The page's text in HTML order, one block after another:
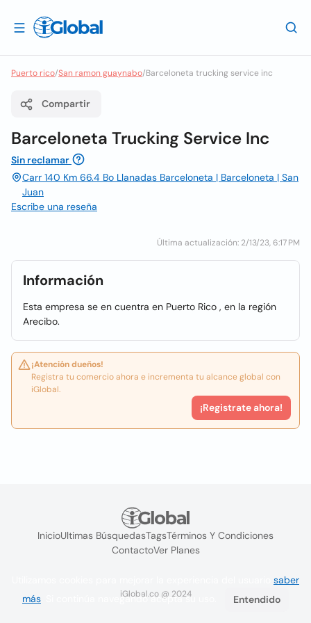
Puerto rico/San ramon guaynabo/Barceloneta trucking service inc
Compartir
Barceloneta Trucking Service Inc
Sin reclamar
Carr 140 Km 66.4 Bo Llanadas Barceloneta | Barceloneta | San
Juan
Escribe una reseña
Última actualización: 2/13/23, 6:17 PM
Información
Esta empresa se en cuentra en Puerto Rico , en la región
Arecibo.
¡Atención dueños!
Registra tu comercio ahora e incrementa tu alcance global con
iGlobal.
¡Registrate ahora!
InicioUltimas BúsquedasTagsTérminos Y Condiciones
ContactoVer Planes
iGlobal.co @ 2024
saber
más . Si continúa navegando acepta su uso. Entendido